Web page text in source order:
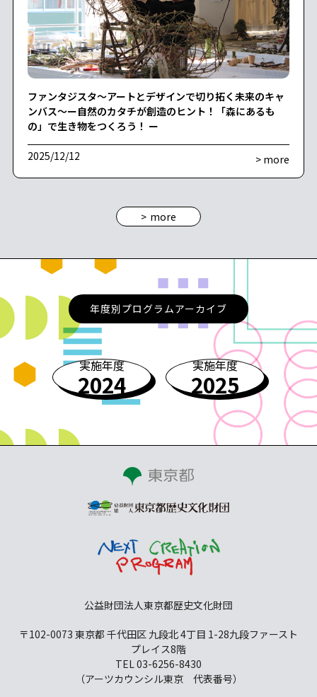
ファンタジスタ～アートとデザインで切り拓く未来のキャ
ンバス～ー自然のカタチが創造のヒント！「森にあるも
の」で生き物をつくろう！ ー
2025/12/12 > more
more
年度別プログラムアーカイブ
実施年度
2024
実施年度
2025
公益財団法人東京都歴史文化財団
〒102-0073 東京都 千代田区 九段北 4丁目 1-28九段ファースト
プレイス8階
TEL 03-6256-8430
（アーツカウンシル東京 代表番号）